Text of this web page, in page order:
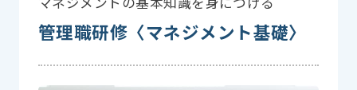
管理職研修〈マネジメント基礎〉